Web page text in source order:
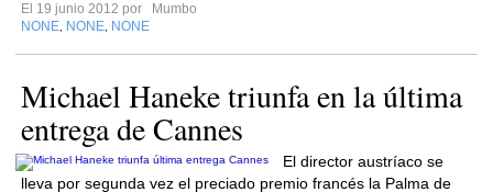
El 19 junio 2012 por
Mumbo
NONE NONE NONE
Michael Haneke triunfa en la última
entrega de Cannes
El director austríaco se
lleva por segunda vez el preciado premio francés la Palma de